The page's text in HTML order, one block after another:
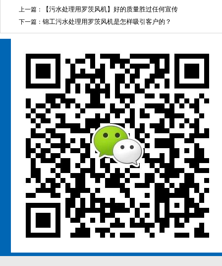
上一篇： 【污水处理用罗茨风机】好的质量胜过任何宣传
下一篇： 锦工污水处理用罗茨风机是怎样吸引客户的？